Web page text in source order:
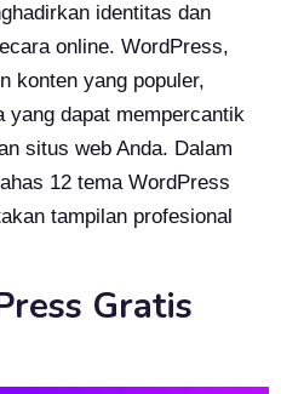
identitas dan
online. WordPress,
konten yang populer,
yang dapat mempercantik
situs web Anda. Dalam
12 tema WordPress
tampilan profesional
Gratis